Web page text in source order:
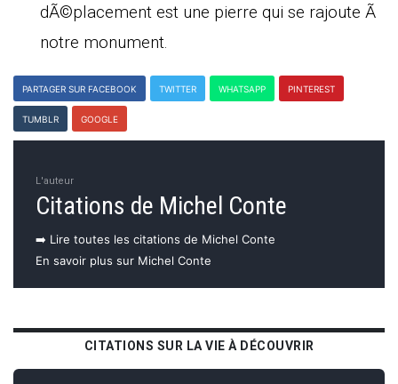
dÃ©placement est une pierre qui se rajoute Ã
notre monument.
PARTAGER SUR FACEBOOK TWITTER WHATSAPP PINTEREST
TUMBLR GOOGLE
L'auteur
Citations de Michel Conte
➡️ Lire toutes les citations de Michel Conte
En savoir plus sur Michel Conte
CITATIONS SUR LA VIE À DÉCOUVRIR